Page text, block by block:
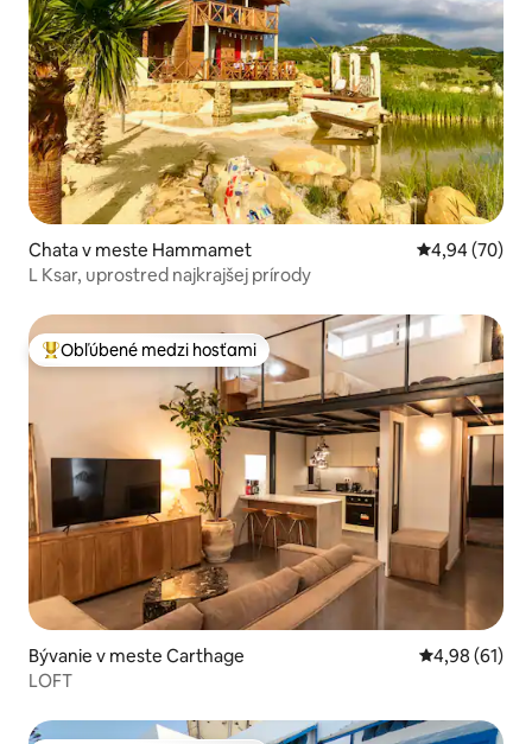
Chata v meste Hammamet Priemerné
4,94 (70)
L Ksar, uprostred najkrajšej prírody
Najobľúbenejšie medzi hosťami
Obľúbené medzi hosťami
Bývanie v meste Carthage Priemerné
4,98 (61)
LOFT